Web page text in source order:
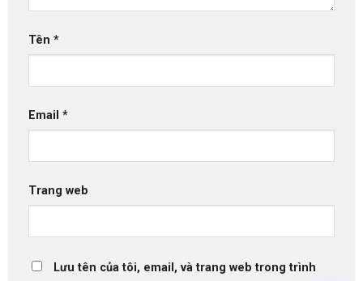
Tên *
Email *
Trang web
Lưu tên của tôi, email, và trang web trong trình